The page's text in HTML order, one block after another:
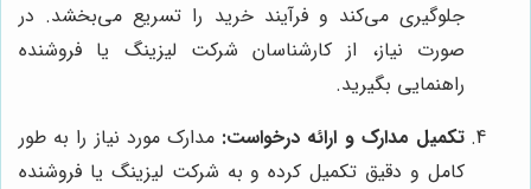
جلوگیری می‌کند و فرآیند خرید را تسریع می‌بخشد. در
صورت نیاز، از کارشناسان شرکت لیزینگ یا فروشنده
راهنمایی بگیرید.
تکمیل مدارک و ارائه درخواست: مدارک مورد نیاز را به طور
کامل و دقیق تکمیل کرده و به شرکت لیزینگ یا فروشنده